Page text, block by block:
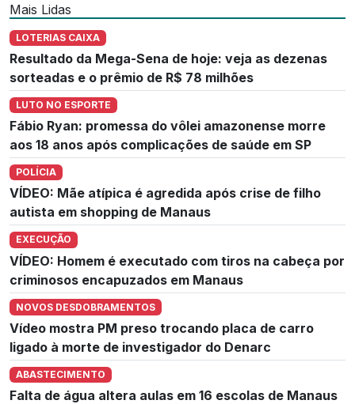
Mais Lidas
LOTERIAS CAIXA
Resultado da Mega-Sena de hoje: veja as dezenas
sorteadas e o prêmio de R$ 78 milhões
LUTO NO ESPORTE
Fábio Ryan: promessa do vôlei amazonense morre
aos 18 anos após complicações de saúde em SP
POLÍCIA
VÍDEO: Mãe atípica é agredida após crise de filho
autista em shopping de Manaus
EXECUÇÃO
VÍDEO: Homem é executado com tiros na cabeça por
criminosos encapuzados em Manaus
NOVOS DESDOBRAMENTOS
Vídeo mostra PM preso trocando placa de carro
ligado à morte de investigador do Denarc
ABASTECIMENTO
Falta de água altera aulas em 16 escolas de Manaus